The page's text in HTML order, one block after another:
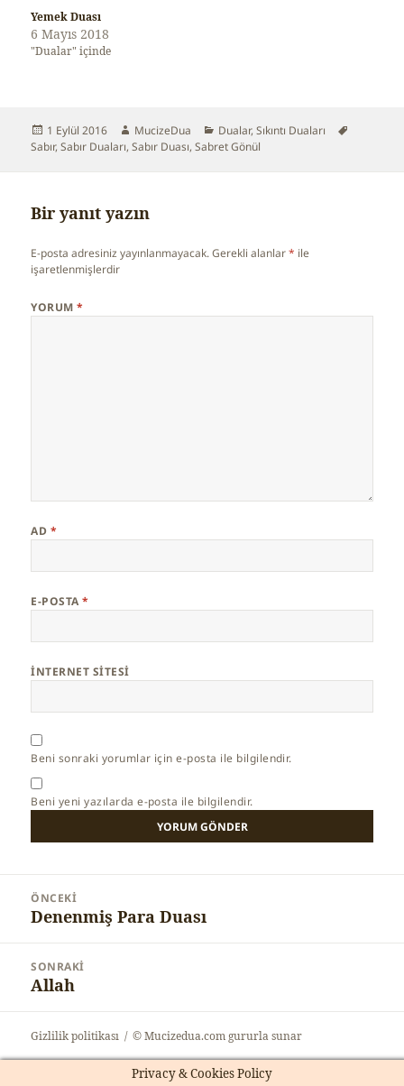
Yemek Duası
6 Mayıs 2018
"Dualar" içinde
Yayın
tarihi
1 Eylül 2016 Yazar
MucizeDua Kategoriler
Dualar,Sıkıntı Duaları
Sabır,Sabır Duaları,Sabır Duası,Sabret Gönül
Bir yanıt yazın
E-posta adresiniz yayınlanmayacak. Gerekli alanlar* ile
işaretlenmişlerdir
YORUM*
AD *
E-POSTA*
İNTERNET SITESI
Beni sonraki yorumlar için e-posta ile bilgilendir.
Beni yeni yazılarda e-posta ile bilgilendir.
gezinmesi
ÖNCEKI
Önceki
yazı:
Denenmiş Para Duası
SONRAKI
Sonraki
yazı:
Allah
Gizlilik politikası © Mucizedua.com gururla sunar
Privacy & Cookies Policy